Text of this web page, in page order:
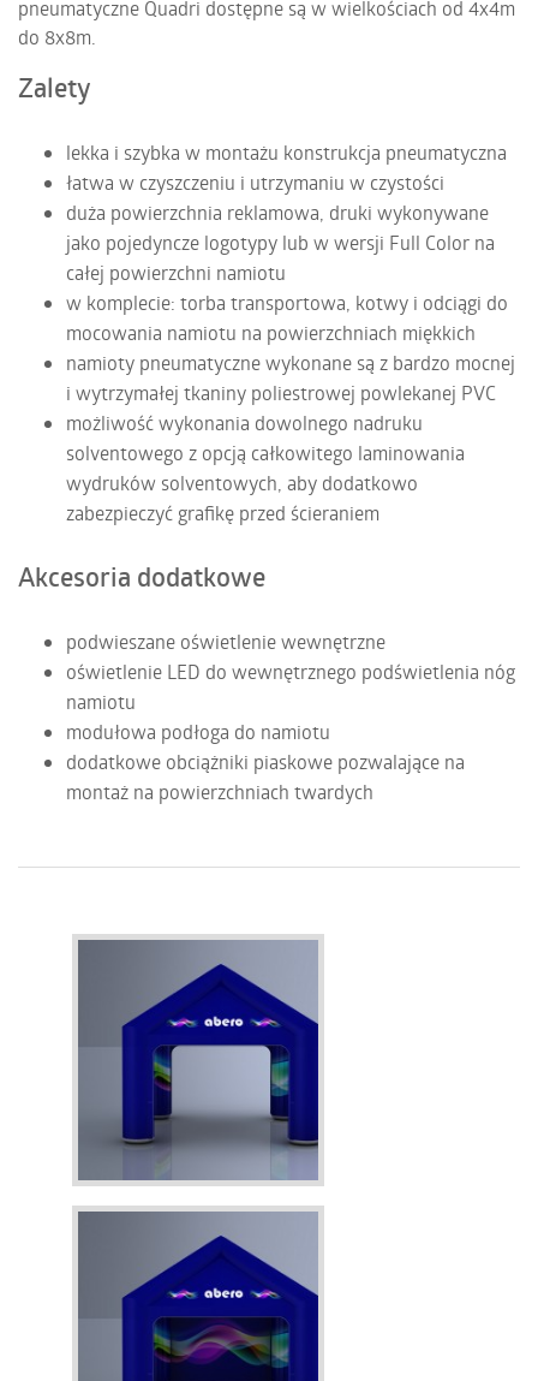
pneumatyczne Quadri dostępne są w wielkościach od 4x4m
do 8x8m.
Zalety
lekka i szybka w montażu konstrukcja pneumatyczna
łatwa w czyszczeniu i utrzymaniu w czystości
duża powierzchnia reklamowa, druki wykonywane
jako pojedyncze logotypy lub w wersji Full Color na
całej powierzchni namiotu
w komplecie: torba transportowa, kotwy i odciągi do
mocowania namiotu na powierzchniach miękkich
namioty pneumatyczne wykonane są z bardzo mocnej
i wytrzymałej tkaniny poliestrowej powlekanej PVC
możliwość wykonania dowolnego nadruku
solventowego z opcją całkowitego laminowania
wydruków solventowych, aby dodatkowo
zabezpieczyć grafikę przed ścieraniem
Akcesoria dodatkowe
podwieszane oświetlenie wewnętrzne
oświetlenie LED do wewnętrznego podświetlenia nóg
namiotu
modułowa podłoga do namiotu
dodatkowe obciążniki piaskowe pozwalające na
montaż na powierzchniach twardych